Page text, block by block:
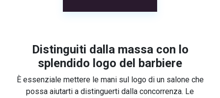
Distinguiti dalla massa con lo
splendido logo del barbiere
È essenziale mettere le mani sul logo di un salone che
possa aiutarti a distinguerti dalla concorrenza. Le